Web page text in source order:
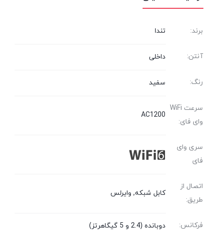
برند: تندا
آنتن: داخلی
رنگ: سفید
سرعت WiFi
وای فای:
AC1200
سری وای
فای
اتصال از
طریق:
کابل شبکه, وایرلس
فرکانس: دوبانده (2.4 و 5 گیگاهرتز)